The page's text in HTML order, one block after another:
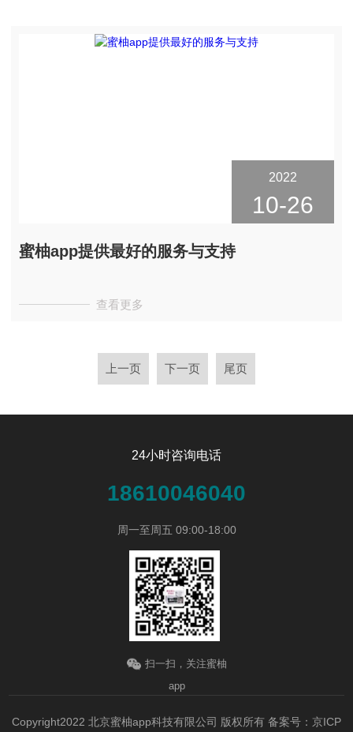
2022
10-26
蜜柚app提供最好的服务与支持
查看更多
上一页 下一页 尾页
24小时咨询电话
18610046040
周一至周五 09:00-18:00
扫一扫，关注蜜柚
app
Copyright2022 北京蜜柚app科技有限公司 版权所有 备案号：京ICP